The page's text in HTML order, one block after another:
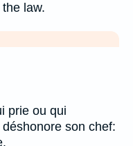
law.
prie ou qui
son chef: